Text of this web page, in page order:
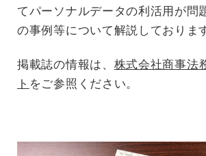
てパーソナルデータの利活用が問
の事例等について解説しておりま
掲載誌の情報は、 株式会社商事法
ト をご参照ください。